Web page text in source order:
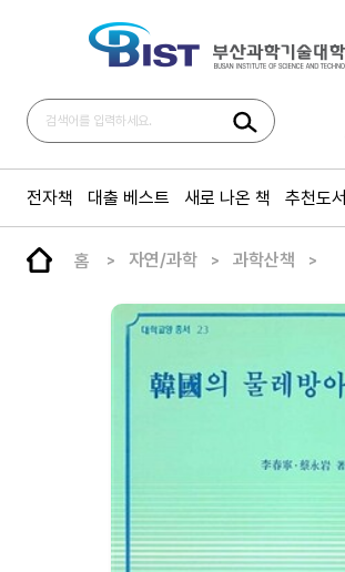
전자책 대출 베스트 새로 나온 책 추천도서
홈 자연/과학 과학산책